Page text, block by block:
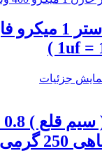
1uf =
جزئیات